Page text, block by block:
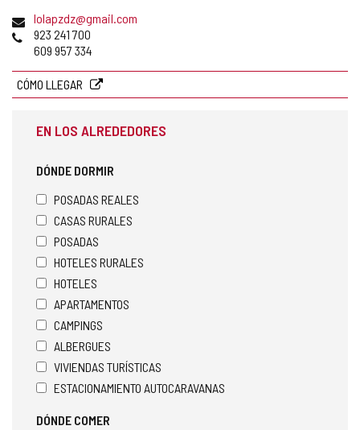
Dirección
de
correo
lolapzdz@gmail.com
e
c
n
e
e
l
Teléfonos
923 241 700
609 957 334
CÓMO LLEGAR
EN LOS ALREDEDORES
DÓNDE DORMIR
POSADAS REALES
CASAS RURALES
POSADAS
HOTELES RURALES
HOTELES
APARTAMENTOS
CAMPINGS
ALBERGUES
VIVIENDAS TURÍSTICAS
ESTACIONAMIENTO AUTOCARAVANAS
DÓNDE COMER